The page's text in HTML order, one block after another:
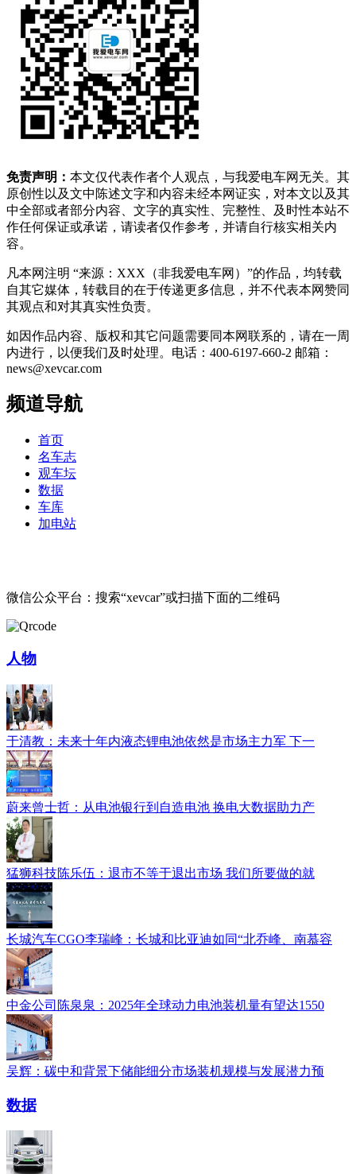
免责声明： 本文仅代表作者个人观点，与我爱电车网无关。其
原创性以及文中陈述文字和内容未经本网证实，对本文以及其
中全部或者部分内容、文字的真实性、完整性、及时性本站不
作任何保证或承诺，请读者仅作参考，并请自行核实相关内
容。
凡本网注明 “来源：XXX（非我爱电车网）”的作品，均转载
自其它媒体，转载目的在于传递更多信息，并不代表本网赞同
其观点和对其真实性负责。
如因作品内容、版权和其它问题需要同本网联系的，请在一周
内进行，以便我们及时处理。电话：400-6197-660-2 邮箱：
news@xevcar.com
频道导航
首页
名车志
观车坛
数据
车库
加电站
微信公众平台：搜索“xevcar”或扫描下面的二维码
人物
于清教：未来十年内液态锂电池依然是市场主力军 下一
蔚来曾士哲：从电池银行到自造电池 换电大数据助力产
猛狮科技陈乐伍：退市不等于退出市场 我们所要做的就
长城汽车CGO李瑞峰：长城和比亚迪如同“北乔峰、南慕容
中金公司陈泉泉：2025年全球动力电池装机量有望达1550
吴辉：碳中和背景下储能细分市场装机规模与发展潜力预
数据